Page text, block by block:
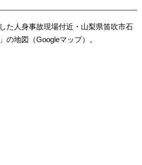
た人身事故現場付近・山梨県笛吹市石
の地図（Googleマップ）。